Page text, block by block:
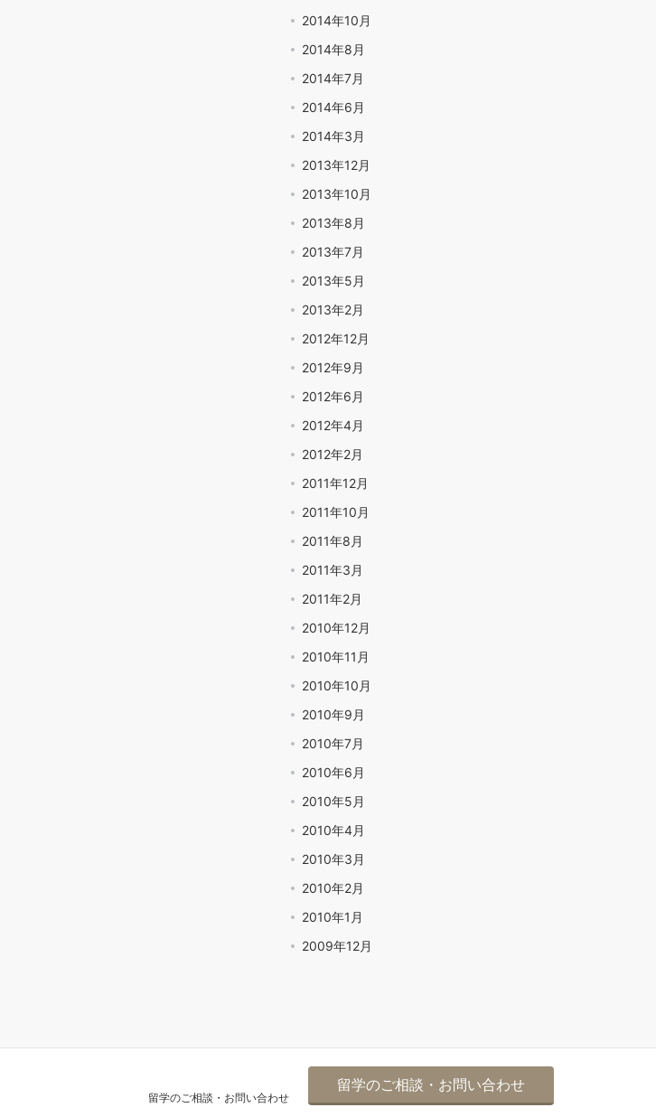
2014年10月
2014年8月
2014年7月
2014年6月
2014年3月
2013年12月
2013年10月
2013年8月
2013年7月
2013年5月
2013年2月
2012年12月
2012年9月
2012年6月
2012年4月
2012年2月
2011年12月
2011年10月
2011年8月
2011年3月
2011年2月
2010年12月
2010年11月
2010年10月
2010年9月
2010年7月
2010年6月
2010年5月
2010年4月
2010年3月
2010年2月
2010年1月
2009年12月
留学のご相談・お問い合わせ
留学のご相談・お問い合わせ